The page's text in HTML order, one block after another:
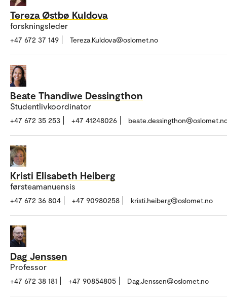
Tereza Østbø Kuldova
forskningsleder
+47 672 37 149 Tereza.Kuldova@oslomet.no
Beate Thandiwe Dessingthon
Studentlivkoordinator
+47 672 35 253 +47 41248026
Kristi Elisabeth Heiberg
førsteamanuensis
+47 672 36 804 +47 90980258 kristi.heiberg@oslomet.no
Dag Jenssen
Professor
+47 672 38 181 +47 90854805 Dag.Jenssen@oslomet.no